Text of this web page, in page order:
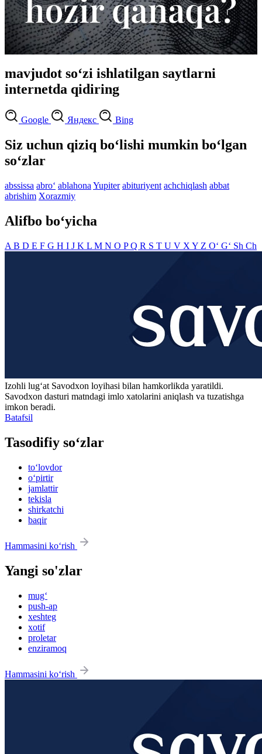
mavjudot so‘zi ishlatilgan saytlarni
internetda qidiring
Google Яндекс Bing
Siz uchun qiziq bo‘lishi mumkin bo‘lgan
so‘zlar
abssissa abro‘ ablahona Yupiter abituriyent achchiqlash abbat
abrishim Xorazmiy
Alifbo bo‘yicha
A B D E F G H I J K L M N O PQ R S T U V X Y Z O‘ G‘ Sh Ch
Izohli lugʻat Savodxon loyihasi bilan hamkorlikda yaratildi.
Savodxon dasturi matndagi imlo xatolarini aniqlash va tuzatishga
imkon beradi.
Batafsil
Tasodifiy so‘zlar
to‘lovdor
o‘pirtir
jamlattir
tekisla
shirkatchi
baqir
Hammasini ko‘rish
Yangi so'zlar
mug‘
push-ap
xeshteg
xotif
proletar
enziramoq
Hammasini ko‘rish